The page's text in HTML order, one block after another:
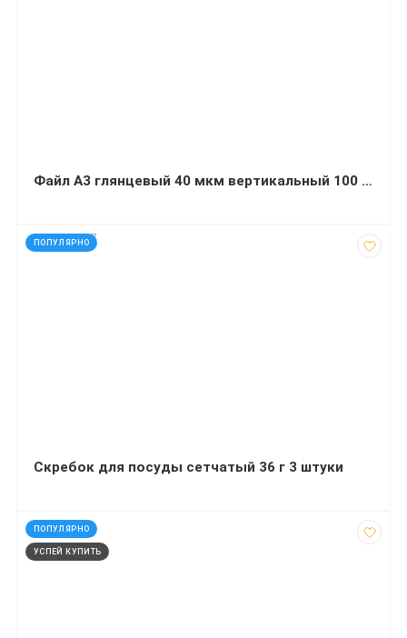
Файл А3 глянцевый 40 мкм вертикальный 100 штук
ПОПУЛЯРНО
код: 927667
Скребок для посуды сетчатый 36 г 3 штуки
ПОПУЛЯРНО
УСПЕЙ КУПИТЬ
код: 1459